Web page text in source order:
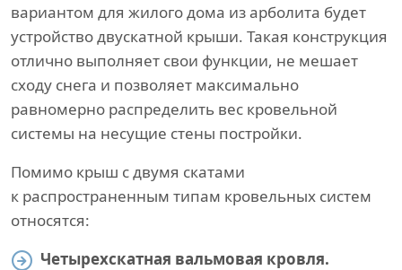
вариантом для жилого дома из арболита будет
устройство двускатной крыши. Такая конструкция
отлично выполняет свои функции, не мешает
сходу снега и позволяет максимально
равномерно распределить вес кровельной
системы на несущие стены постройки.
Помимо крыш с двумя скатами
к распространенным типам кровельных систем
относятся:
Четырехскатная вальмовая кровля.